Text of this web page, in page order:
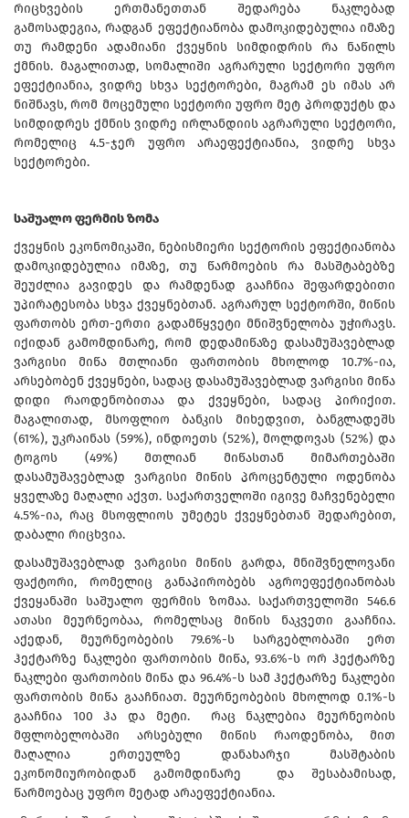
რიცხვების ერთმანეთთან შედარება ნაკლებად
გამოსადეგია, რადგან ეფექტიანობა დამოკიდებულია იმაზე
თუ რამდენი ადამიანი ქვეყნის სიმდიდრის რა ნაწილს
ქმნის. მაგალითად, სომალიში აგრარული სექტორი უფრო
ეფექტიანია, ვიდრე სხვა სექტორები, მაგრამ ეს იმას არ
ნიშნავს, რომ მოცემული სექტორი უფრო მეტ პროდუქტს და
სიმდიდრეს ქმნის ვიდრე ირლანდიის აგრარული სექტორი,
რომელიც 4.5-ჯერ უფრო არაეფექტიანია, ვიდრე სხვა
სექტორები.
საშუალო ფერმის ზომა
ქვეყნის ეკონომიკაში, ნებისმიერი სექტორის ეფექტიანობა
დამოკიდებულია იმაზე, თუ წარმოების რა მასშტაბებზე
შეუძლია გავიდეს და რამდენად გააჩნია შეფარდებითი
უპირატესობა სხვა ქვეყნებთან. აგრარულ სექტორში, მიწის
ფართობს ერთ-ერთი გადამწყვეტი მნიშვნელობა უჭირავს.
იქიდან გამომდინარე, რომ დედამიწაზე დასამუშავებლად
ვარგისი მიწა მთლიანი ფართობის მხოლოდ 10.7%-ია,
არსებობენ ქვეყნები, სადაც დასამუშავებლად ვარგისი მიწა
დიდი რაოდენობითაა და ქვეყნები, სადაც პირიქით.
მაგალითად, მსოფლიო ბანკის მიხედვით, ბანგლადეშს
(61%), უკრაინას (59%), ინდოეთს (52%), მოლდოვას (52%) და
ტოგოს (49%) მთლიან მიწასთან მიმართებაში
დასამუშავებლად ვარგისი მიწის პროცენტული ოდენობა
ყველაზე მაღალი აქვთ. საქართველოში იგივე მაჩვენებელი
4.5%-ია, რაც მსოფლიოს უმეტეს ქვეყნებთან შედარებით,
დაბალი რიცხვია.
დასამუშავებლად ვარგისი მიწის გარდა, მნიშვნელოვანი
ფაქტორი, რომელიც განაპირობებს აგროეფექტიანობას
ქვეყანაში საშუალო ფერმის ზომაა. საქართველოში 546.6
ათასი მეურნეობაა, რომელსაც მიწის ნაკვეთი გააჩნია.
აქედან, მეურნეობების 79.6%-ს სარგებლობაში ერთ
ჰექტარზე ნაკლები ფართობის მიწა, 93.6%-ს ორ ჰექტარზე
ნაკლები ფართობის მიწა და 96.4%-ს სამ ჰექტარზე ნაკლები
ფართობის მიწა გააჩნიათ. მეურნეობების მხოლოდ 0.1%-ს
გააჩნია 100 ჰა და მეტი. რაც ნაკლებია მეურნეობის
მფლობელობაში არსებული მიწის რაოდენობა, მით
მაღალია ერთეულზე დანახარჯი მასშტაბის
ეკონომიურობიდან გამომდინარე და შესაბამისად,
წარმოებაც უფრო მეტად არაეფექტიანია.